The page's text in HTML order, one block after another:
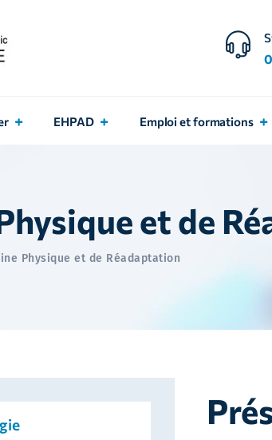
EHPAD Emploi et formations
et de
Physique et de Réadaptation